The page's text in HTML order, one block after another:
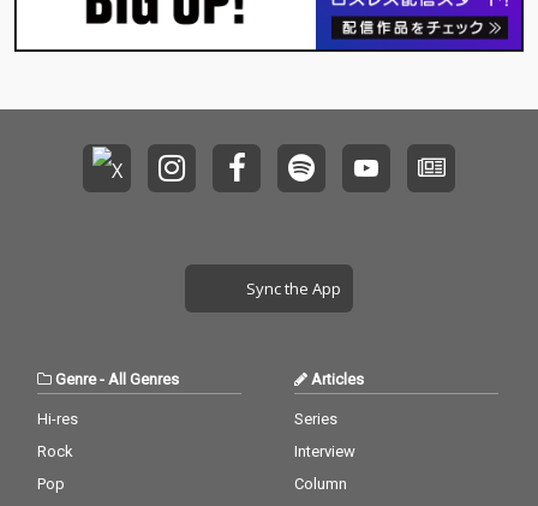
Sync the App
Genre-All Genres
Hi-res
Rock
Pop
Articles
Series
Interview
Column